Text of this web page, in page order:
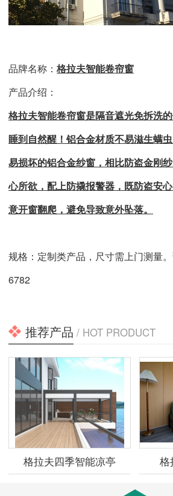
品牌名称： 格拉夫智能卷帘窗
产品介绍：
格拉夫智能卷帘窗是隔音遮光免拆洗
睡到自然醒！铝合金材质不易滋生螨
易损坏的铝合金纱窗，相比防盗金刚
心所欲，配上防撬报警器，既防盗安
意开窗翻爬，避免导致意外坠落。
规格：定制类产品，尺寸需上门测量
6782
推荐产品 / HOT PRODUCT
格拉夫四季智能凉亭 格